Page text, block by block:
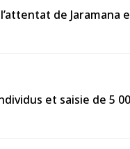
de Jaramana
et saisie de 5